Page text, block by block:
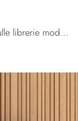
Vuoi rinnovare il soggiorno? Scopri di più sulle librerie moderne sospese e arreda i tuoi spazi con il modello Infinity L106.